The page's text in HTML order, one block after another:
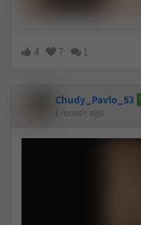
4 7 1
Chudy_Pavlo_53
1 month ago